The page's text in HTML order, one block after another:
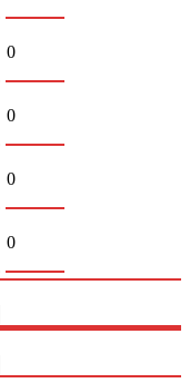
0
0
0
0